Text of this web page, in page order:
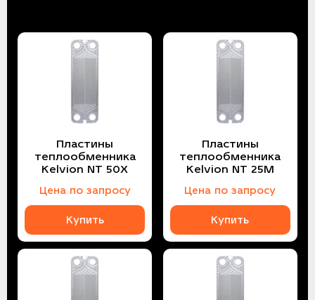
Пластины
теплообменника
Kelvion NT 50X
Цена по запросу
Купить
Пластины
теплообменника
Kelvion NT 25M
Цена по запросу
Купить